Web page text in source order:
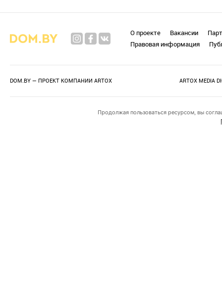
О проекте Вакансии
Правовая информация
DOM.BY — ПРОЕКТ КОМПАНИИ ARTOX ARTOX MEDIA
Продолжая пользоваться ресурсом, вы